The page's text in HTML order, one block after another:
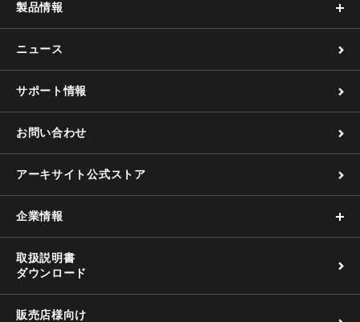
製品情報
ニュース
サポート情報
お問い合わせ
アーキサイト公式ストア
企業情報
取扱説明書
ダウンロード
販売店様向け